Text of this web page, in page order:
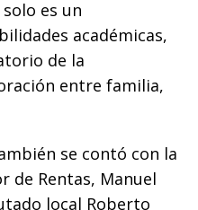
es un
académicas,
de la
entre familia,
se contó con la
de Rentas, Manuel
local Roberto